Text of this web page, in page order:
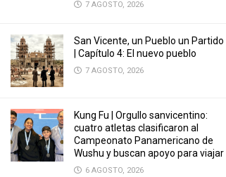
7 AGOSTO, 2026
San Vicente, un Pueblo un Partido
| Capítulo 4: El nuevo pueblo
7 AGOSTO, 2026
Kung Fu | Orgullo sanvicentino:
cuatro atletas clasificaron al
Campeonato Panamericano de
Wushu y buscan apoyo para viajar
6 AGOSTO, 2026